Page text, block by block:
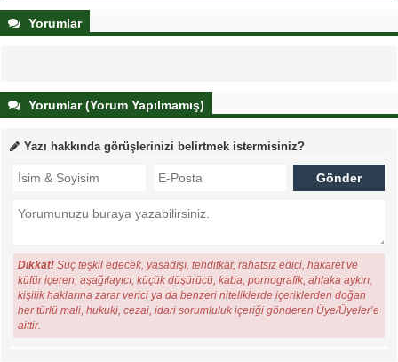
Yorumlar
Yorumlar (Yorum Yapılmamış)
Yazı hakkında görüşlerinizi belirtmek istermisiniz?
Dikkat! Suç teşkil edecek, yasadışı, tehditkar, rahatsız edici, hakaret ve
küfür içeren, aşağılayıcı, küçük düşürücü, kaba, pornografik, ahlaka aykırı,
kişilik haklarına zarar verici ya da benzeri niteliklerde içeriklerden doğan
her türlü mali, hukuki, cezai, idari sorumluluk içeriği gönderen Üye/Üyeler’e
aittir.